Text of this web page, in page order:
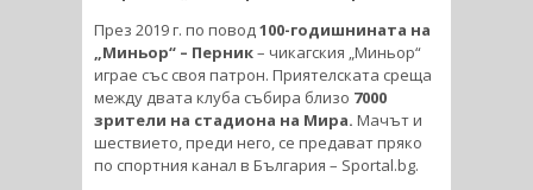
През 2019 г. по повод100-годишнината на
„Миньор“ – Перник– чикагския „Миньор“
играе със своя патрон. Приятелската среща
между двата клуба събира близо 7000
зрители на стадиона на Мира. Мачът и
шествието, преди него, се предават пряко
по спортния канал в България – Sportal.bg.